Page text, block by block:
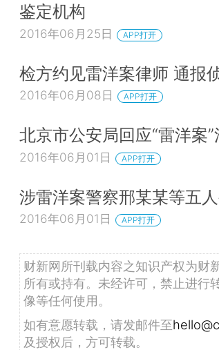
鉴定机构
2016年06月25日 APP打开
检方约见雷洋案律师 通报
2016年06月08日 APP打开
北京市公安局回应“雷洋案
2016年06月01日 APP打开
涉雷洋案警察邢某某等五
2016年06月01日 APP打开
财新网所刊载内容之知识产权为财
所有或持有。未经许可，禁止进行
像等任何使用。
如有意愿转载，请发邮件至
及授权后，方可转载。